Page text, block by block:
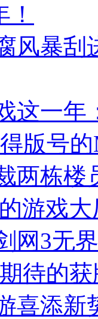
风暴刮
这一年
版号
两栋楼
游戏
剑网3无
待的
喜添新